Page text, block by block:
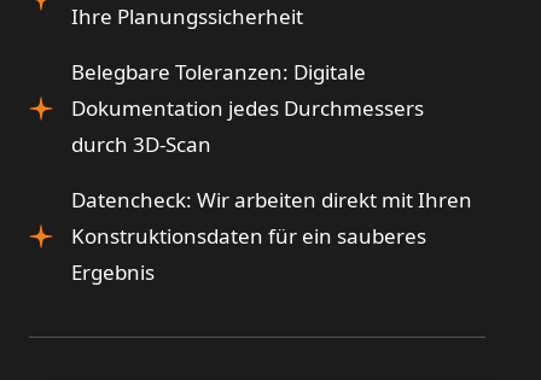
Ihre Planungssicherheit
Belegbare Toleranzen: Digitale
Dokumentation jedes Durchmessers
durch 3D-Scan
Datencheck: Wir arbeiten direkt mit Ihren
Konstruktionsdaten für ein sauberes
Ergebnis